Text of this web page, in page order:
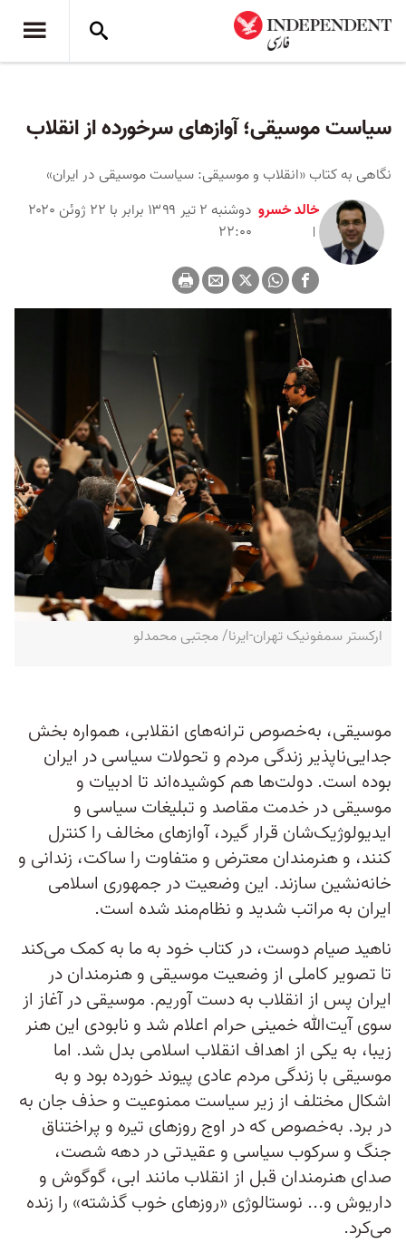
سیاست موسیقی؛ آوازهای سرخورده از انقلاب
نگاهی به کتاب «انقلاب و موسیقی: سیاست موسیقی در ایران»
خالد خسرو
دوشنبه ۲ تیر ۱۳۹۹ برابر با ۲۲ ژوئن ۲۰۲۰
۲۲:۰۰
ارکستر سمفونیک تهران-ایرنا/ مجتبی محمدلو
موسیقی، به‌خصوص ترانه‌های انقلابی، همواره بخش
جدایی‌ناپذیر زندگی مردم و تحولات سیاسی در ایران
بوده است. دولت‌ها هم کوشیده‌اند تا ادبیات و
موسیقی در خدمت مقاصد و تبلیغات سیاسی و
ایدیولوژیک‌شان قرار گیرد، آواز‌های مخالف را کنترل
کنند، و هنرمندان معترض و متفاوت را ساکت، زندانی و
خانه‌نشین سازند. این وضعیت در جمهوری اسلامی
ایران به مراتب شدید و نظام‌مند شده است.
ناهید صیام ­دوست، در کتاب خود به ما به کمک می‌کند
تا تصویر کاملی از وضعیت موسیقی و هنرمندان در
ایران پس از انقلاب به دست آوریم. موسیقی در آغاز از
سوی آیت‌الله خمینی حرام اعلام شد و نابودی این هنر
زیبا، به یکی از اهداف انقلاب اسلامی بدل شد. اما
موسیقی با زندگی مردم عادی پیوند خورده بود و به
اشکال مختلف از زیر سیاست ممنوعیت و حذف جان به
در برد. به‌خصوص که در اوج روزهای تیره و پراختناق
جنگ و سرکوب سیاسی و عقیدتی در دهه شصت،
صدای هنرمندان قبل از انقلاب مانند ابی، گوگوش و
داریوش و... نوستالوژی «روزهای خوب گذشته» را زنده
می‌کرد.